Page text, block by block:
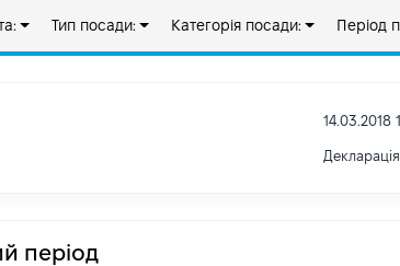
Тип посади: Категорія посади: Період
14.03.2018
Декларація
період